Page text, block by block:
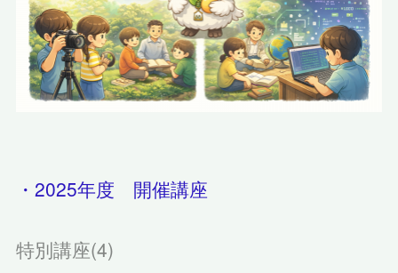
・2025年度 開催講座
特別講座(4)